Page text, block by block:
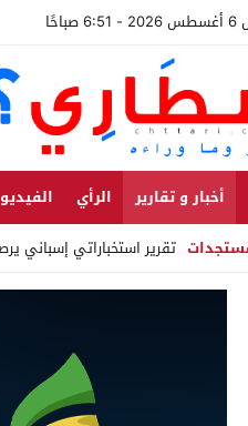
أخبار و تقارير الرأي الفيديو
تقرير استخباراتي إسباني
Stop